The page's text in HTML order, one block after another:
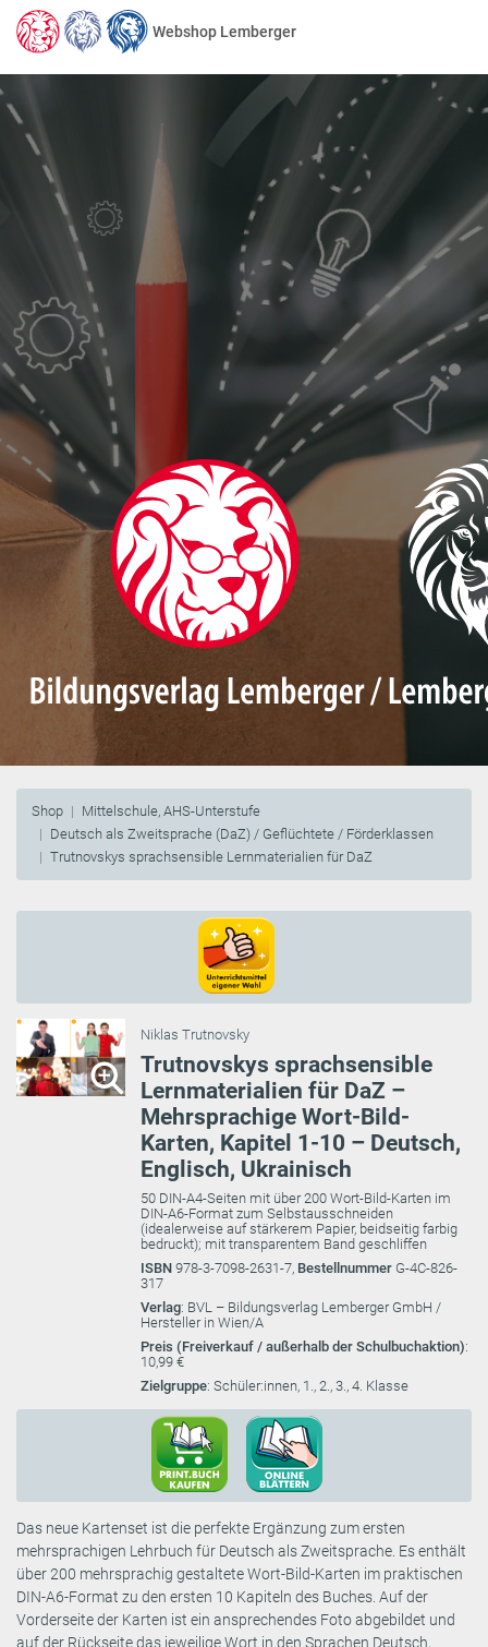
Webshop Lemberger
Shop
Mittelschule, AHS-Unterstufe
Deutsch als Zweitsprache (DaZ) / Geflüchtete / Förderklassen
Trutnovskys sprachsensible Lernmaterialien für DaZ
Niklas Trutnovsky
Trutnovskys sprachsensible
Lernmaterialien für DaZ –
Mehrsprachige Wort-Bild-
Karten, Kapitel 1-10 – Deutsch,
Englisch, Ukrainisch
50 DIN-A4-Seiten mit über 200 Wort-Bild-Karten im
DIN-A6-Format zum Selbstausschneiden
(idealerweise auf stärkerem Papier, beidseitig farbig
bedruckt); mit transparentem Band geschliffen
ISBN 978-3-7098-2631-7, Bestellnummer G-4C-826-
317
Verlag: BVL – Bildungsverlag Lemberger GmbH /
Hersteller in Wien/A
Preis (Freiverkauf / außerhalb der Schulbuchaktion):
10,99 €
Zielgruppe: Schüler:innen, 1., 2., 3., 4. Klasse
Das neue Kartenset ist die perfekte Ergänzung zum ersten
mehrsprachigen Lehrbuch für Deutsch als Zweitsprache. Es enthält
über 200 mehrsprachig gestaltete Wort-Bild-Karten im praktischen
DIN-A6-Format zu den ersten 10 Kapiteln des Buches. Auf der
Vorderseite der Karten ist ein ansprechendes Foto abgebildet und
auf der Rückseite das jeweilige Wort in den Sprachen Deutsch,